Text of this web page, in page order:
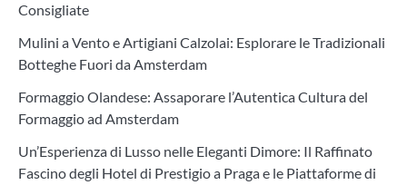
Consigliate
Mulini a Vento e Artigiani Calzolai: Esplorare le Tradizionali
Botteghe Fuori da Amsterdam
Formaggio Olandese: Assaporare l’Autentica Cultura del
Formaggio ad Amsterdam
Un’Esperienza di Lusso nelle Eleganti Dimore: Il Raffinato
Fascino degli Hotel di Prestigio a Praga e le Piattaforme di